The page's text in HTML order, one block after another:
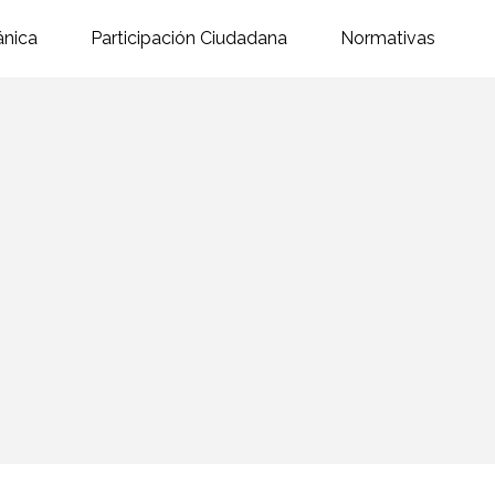
Participación Ciudadana Normativas